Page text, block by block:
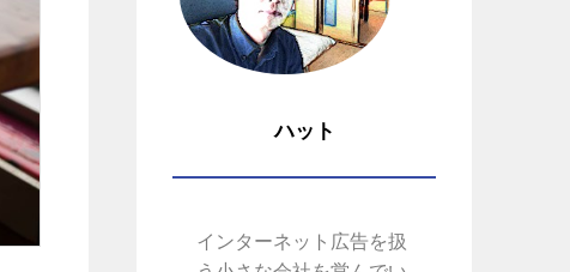
ハット
インターネット広告を扱